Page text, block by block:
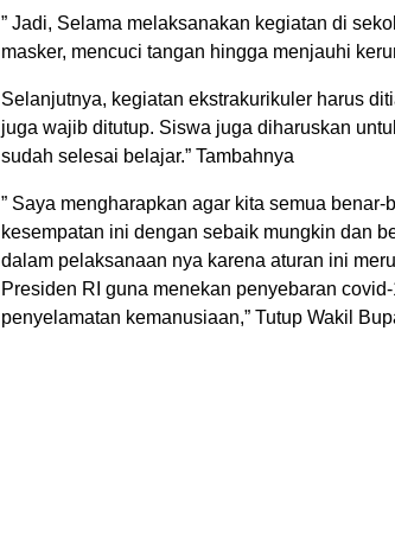
” Jadi, Selama melaksanakan kegiatan di
masker, mencuci tangan hingga menjauhi
Selanjutnya, kegiatan ekstrakurikuler harus
juga wajib ditutup. Siswa juga diharuskan
sudah selesai belajar.” Tambahnya
” Saya mengharapkan agar kita semua benar-
kesempatan ini dengan sebaik mungkin dan
dalam pelaksanaan nya karena aturan ini
Presiden RI guna menekan penyebaran
penyelamatan kemanusiaan,” Tutup Wakil